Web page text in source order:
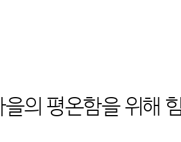
을의 평온함을 위해